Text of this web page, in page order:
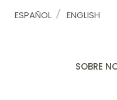
ESPAÑOL ENGLISH
SOBRE